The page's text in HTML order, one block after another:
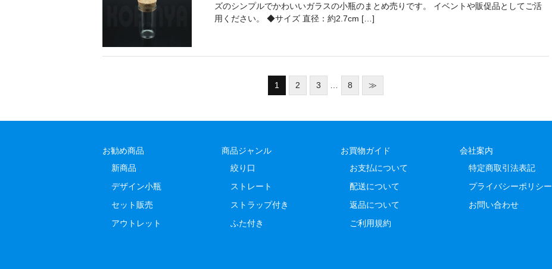
ズのシンプルでかわいいガラスの小瓶のまとめ売りです。 イベントや販促品としてご活
用ください。 ◆サイズ 直径：約2.7cm […]
1 2 3 … 8 ≫
お勧め商品
新商品
デザイン小瓶
セット販売
アウトレット
商品ジャンル
絞り口
ストレート
ストラップ付き
ふた付き
お買物ガイド
お支払について
配送について
返品について
ご利用規約
会社案内
特定商取引法表記
プライバシーポリシー
お問い合わせ